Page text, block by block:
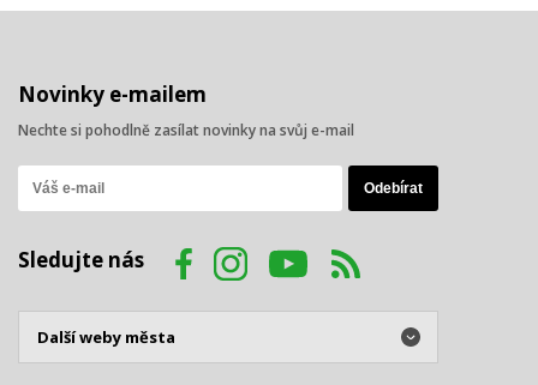
Novinky e-mailem
Nechte si pohodlně zasílat novinky na svůj e-mail
Sledujte nás